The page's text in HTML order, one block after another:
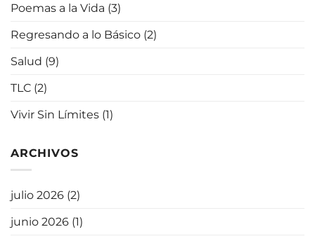
Poemas a la Vida (3)
Regresando a lo Básico (2)
Salud (9)
TLC (2)
Vivir Sin Límites (1)
ARCHIVOS
julio 2026 (2)
junio 2026 (1)